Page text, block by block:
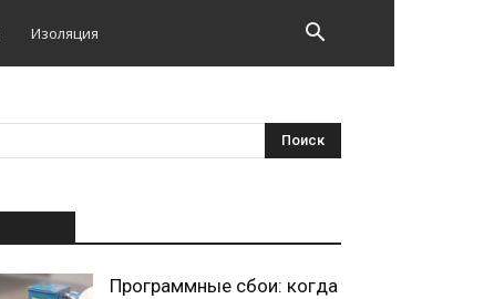
Изоляция
Программные сбои: когда